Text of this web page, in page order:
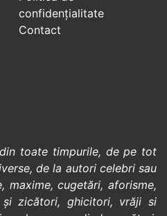
confidenţialitate
Contact
toate timpurile, de pe tot
de la autori celebrisau
, maxime,cugetări,aforisme,
și zicători, ghicitori, vrăji si